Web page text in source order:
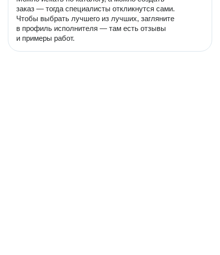
заказ — тогда специалисты откликнутся сами.
Чтобы выбрать лучшего из лучших, загляните
в профиль исполнителя — там есть отзывы
и примеры работ.